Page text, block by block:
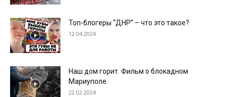
Топ-блогеры “ДНР” – что это такое?
12.04.2024
Наш дом горит. Фильм о блокадном
Мариуполе
22.02.2024